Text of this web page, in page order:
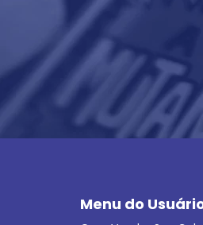
Menu do